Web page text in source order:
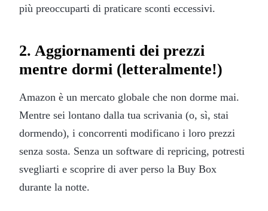
più preoccuparti di praticare sconti eccessivi.
2. Aggiornamenti dei prezzi
mentre dormi (letteralmente!)
Amazon è un mercato globale che non dorme mai.
Mentre sei lontano dalla tua scrivania (o, sì, stai
dormendo), i concorrenti modificano i loro prezzi
senza sosta. Senza un software di repricing, potresti
svegliarti e scoprire di aver perso la Buy Box
durante la notte.